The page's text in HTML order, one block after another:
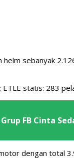
sebanyak
statis: 283
FB Cinta
dengan total